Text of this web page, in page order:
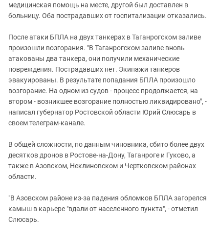
Южная Осетия
ЮФО
медицинская помощь на месте, другой был доставлен в
больницу. Оба пострадавших от госпитализации отказались.
После атаки БПЛА на двух танкерах в Таганрогском заливе
произошли возгорания. "В Таганрогском заливе вновь
атакованы два танкера, они получили механические
повреждения. Пострадавших нет. Экипажи танкеров
эвакуированы. В результате попадания БПЛА произошло
возгорание. На одном из судов - процесс продолжается, на
втором - возникшее возгорание полностью ликвидировано", -
написал губернатор Ростовской области Юрий Слюсарь в
своем телеграм-канале.
В общей сложности, по данным чиновника, сбито более двух
десятков дронов в Ростове-на-Дону, Таганроге и Гуково, а
также в Азовском, Неклиновском и Чертковском районах
области.
"В Азовском районе из-за падения обломков БПЛА загорелся
камыш в карьере "вдали от населенного пункта", - отметил
Слюсарь.